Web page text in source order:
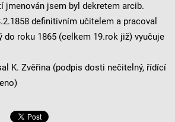
jmenován jsem byl dekretem arcib.
definitivním učitelem a pracoval
do roku 1865 (celkem 19.rok již) vyučuje
K. Zvěřina (podpis dosti nečitelný, řídící